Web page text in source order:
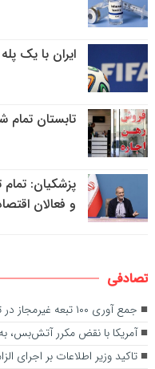
ایران با یک
تابستان
پزشکیان: تمام
و فعالان
تصادفی
جمع آوری ۱۰۰ تبعه غیرمجاز در تبریز
آمریکا با نقض مکرر آتش‌بس،
تاکید وزیر اطلاعات بر اجرای